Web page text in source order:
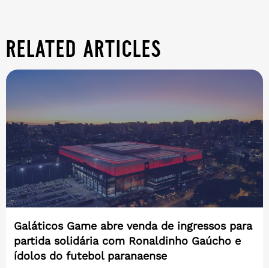
related articles
Galáticos Game abre venda de ingressos para
partida solidária com Ronaldinho Gaúcho e
ídolos do futebol paranaense